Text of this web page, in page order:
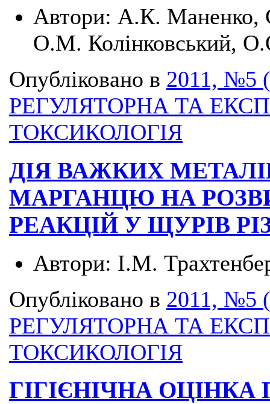
Автори: А.К. Маненко,
О.М. Колінковський,
Опубліковано в 2011, №5
РЕГУЛЯТОРНА ТА
ТОКСИКОЛОГІЯ
ДІЯ ВАЖКИХ
МАРГАНЦЮ НА
РЕАКЦІЙ У ЩУРІВ
Автори: І.М.
Опубліковано в 2011, №5
РЕГУЛЯТОРНА ТА
ТОКСИКОЛОГІЯ
ГІГІЄНІЧНА